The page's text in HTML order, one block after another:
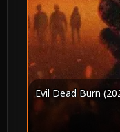
Evil Dead Burn